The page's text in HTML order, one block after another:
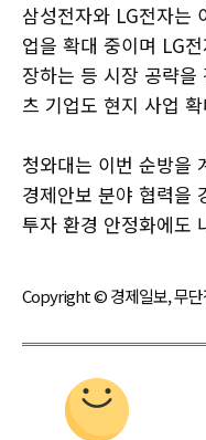
삼성전자와 LG전자는
업을 확대 중이며 LG
장하는 등 시장 공략
츠 기업도 현지 사업
청와대는 이번 순방을
경제안보 분야 협력을
투자 환경 안정화에도
Copyright © 경제일보, 무단